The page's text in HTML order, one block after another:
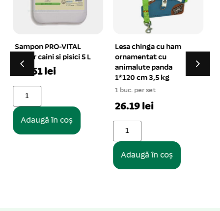
Lesa chinga cu ham
ornamentat cu
animalute panda
1*120 cm 3,5 kg
26.19 lei
Zgarda chinga
captusita 1,5×40 cm
4/set
1 buc. per set
10.51 lei